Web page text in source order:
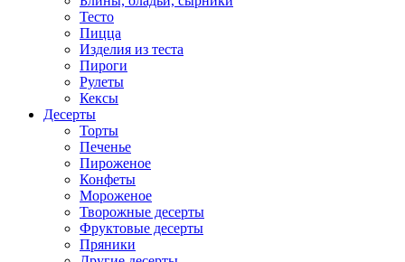
Тесто
Пицца
Изделия из теста
Пироги
Рулеты
Кексы
Десерты
Торты
Печенье
Пироженое
Конфеты
Мороженое
Творожные десерты
Фруктовые десерты
Пряники